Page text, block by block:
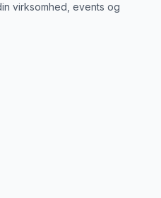
virksomhed, events og